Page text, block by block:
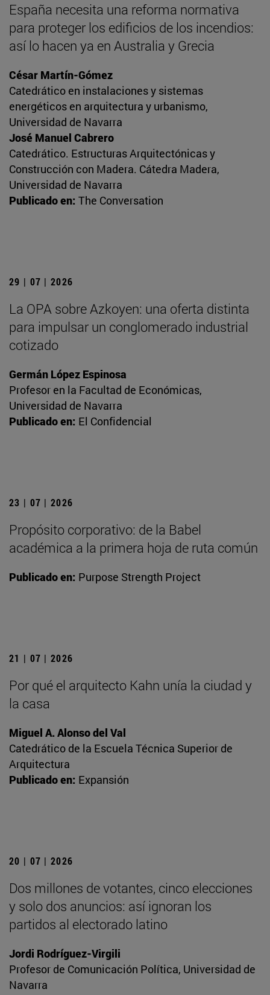
España necesita una reforma normativa
para proteger los edificios de los incendios:
así lo hacen ya en Australia y Grecia
César Martín-Gómez
Catedrático en instalaciones y sistemas
energéticos en arquitectura y urbanismo,
Universidad de Navarra
José Manuel Cabrero
Catedrático. Estructuras Arquitectónicas y
Construcción con Madera. Cátedra Madera,
Universidad de Navarra
Publicado en: The Conversation
29 | 07 | 2026
La OPA sobre Azkoyen: una oferta distinta
para impulsar un conglomerado industrial
cotizado
Germán López Espinosa
Profesor en la Facultad de Económicas,
Universidad de Navarra
Publicado en: El Confidencial
23 | 07 | 2026
Propósito corporativo: de la Babel
académica a la primera hoja de ruta común
Publicado en: Purpose Strength Project
21 | 07 | 2026
Por qué el arquitecto Kahn unía la ciudad y
la casa
Miguel A. Alonso del Val
Catedrático de la Escuela Técnica Superior de
Arquitectura
Publicado en: Expansión
20 | 07 | 2026
Dos millones de votantes, cinco elecciones
y solo dos anuncios: así ignoran los
partidos al electorado latino
Jordi Rodríguez-Virgili
Profesor de Comunicación Política, Universidad de
Navarra